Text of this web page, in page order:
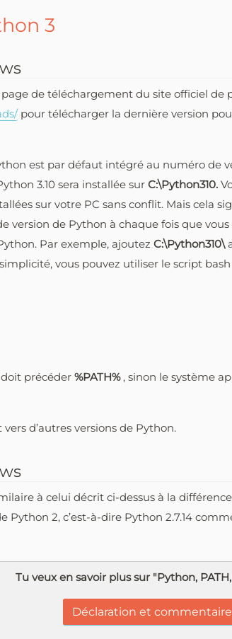
3
page de téléchargement du site officiel de
pour télécharger la dernière version
est par défaut intégré au numéro de
3.10 sera installée sur C:\Python310.
sur votre PC sans conflit. Mais cela
version de Python à chaque fois que
Par exemple, ajoutez C:\Python310\
vous pouvez utiliser le script
doit précéder %PATH%, sinon le système
d’autres versions de Python.
à celui décrit ci-dessus à la
2, c’est-à-dire Python 2.7.14
Tu veux en savoir plus sur "Python,
Déclaration et